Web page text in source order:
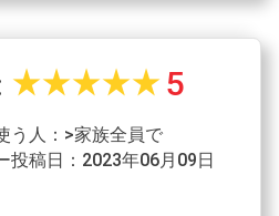
star_ratestar_ratestar_ratestar_ratestar_rate 5
う人：>家族全員で
投稿日：2023年06月09日